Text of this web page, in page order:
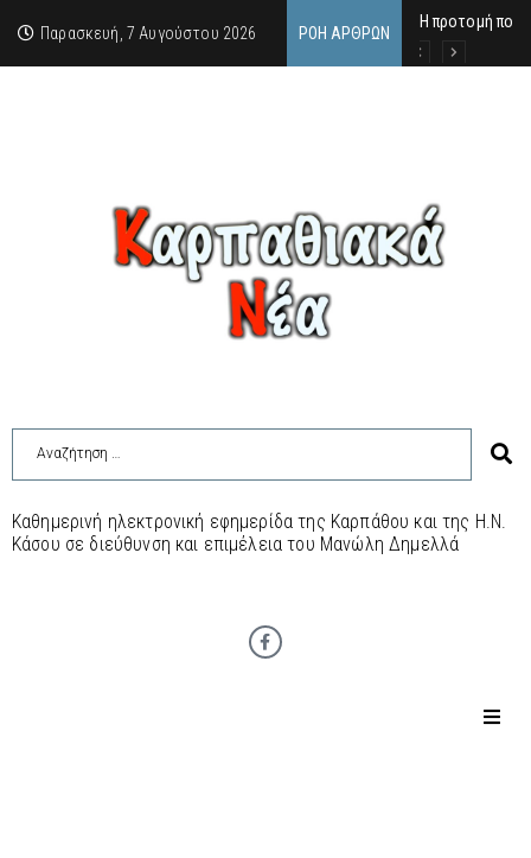
Παρασκευή, 7 Αυγούστου 2026 ΡΟΉ ΆΡΘΡΩΝ
Η προτομή που
Ο αιώνιος
Δικαστική
Καθημερινή ηλεκτρονική εφημερίδα της Καρπάθου και της Η.Ν.
Κάσου σε διεύθυνση και επιμέλεια του Μανώλη Δημελλά